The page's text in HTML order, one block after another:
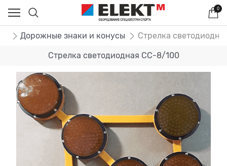
0
Дорожные знаки и конусы Стрелка
Стрелка светодиодная СС-8/100